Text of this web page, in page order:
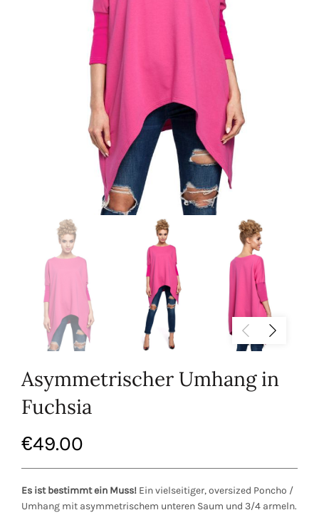
Asymmetrischer Umhang in
Fuchsia
€49.00
Es ist bestimmt ein Muss! Ein vielseitiger, oversized Poncho /
Umhang mit asymmetrischem unteren Saum und 3/4 armeln.